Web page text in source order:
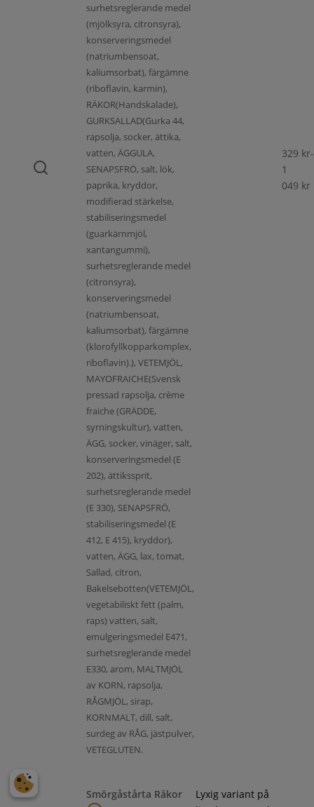
surhetsreglerande medel
(mjölksyra, citronsyra),
konserveringsmedel
(natriumbensoat,
kaliumsorbat), färgämne
(riboflavin, karmin),
RÄKOR(Handskalade),
GURKSALLAD(Gurka 44,
rapsolja, socker, ättika,
vatten, ÄGGULA,
SENAPSFRÖ, salt, lök,
paprika, kryddor,
modifierad stärkelse,
stabiliseringsmedel
(guarkärnmjöl,
xantangummi),
surhetsreglerande medel
(citronsyra),
konserveringsmedel
(natriumbensoat,
kaliumsorbat), färgämne
(klorofyllkopparkomplex,
riboflavin).), VETEMJÖL,
MAYOFRAICHE(Svensk
pressad rapsolja, crème
fraiche (GRÄDDE,
syrningskultur), vatten,
ÄGG, socker, vinäger, salt,
konserveringsmedel (E
202), ättikssprit,
surhetsreglerande medel
(E 330), SENAPSFRÖ,
stabiliseringsmedel (E
412, E 415), kryddor),
vatten, ÄGG, lax, tomat,
Sallad, citron,
Bakelsebotten(VETEMJÖL,
vegetabiliskt fett (palm,
raps) vatten, salt,
emulgeringsmedel E471,
surhetsreglerande medel
E330, arom, MALTMJÖL
av KORN, rapsolja,
RÅGMJÖL, sirap,
KORNMALT, dill, salt,
surdeg av RÅG, jästpulver,
VETEGLUTEN.
329 kr-
1
049 kr
Smörgåstårta Räkor
Lyxig variant på